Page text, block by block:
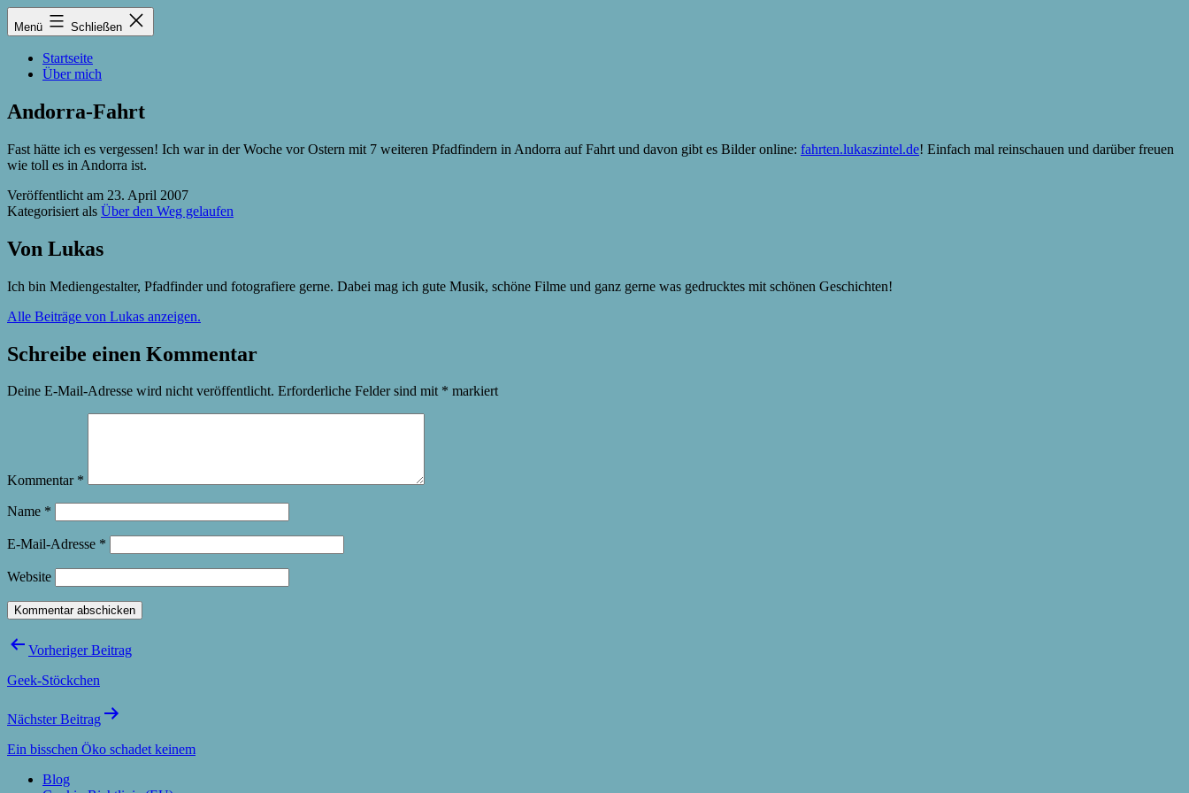
Zum
Inhalt
Lukas
Zintel-
Menü Schließen
Startseite
Über mich
Andorra-Fahrt
Fast hätte ich es vergessen! Ich war in der Woche vor Ostern mit 7 weiteren Pfadfindern in Andorra auf Fahrt und davon gibt es Bilder online: fahrten.lukaszintel.de! Einfach mal reinschauen und darüber freuen
wie toll es in Andorra ist.
Veröffentlicht am 23. April 2007
Kategorisiert als Über den Weg gelaufen
Von Lukas
Ich bin Mediengestalter, Pfadfinder und fotografiere gerne. Dabei mag ich gute Musik, schöne Filme und ganz gerne was gedrucktes mit schönen Geschichten!
Alle Beiträge von Lukas anzeigen.
Schreibe einen Kommentar
Deine E-Mail-Adresse wird nicht veröffentlicht. Erforderliche Felder sind mit * markiert
Kommentar *
Name *
E-Mail-Adresse *
Website
Beitragsnavigation
Vorheriger Beitrag
Geek-Stöckchen
Nächster Beitrag
Ein bisschen Öko schadet keinem
Blog